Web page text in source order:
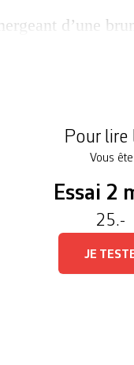
d’une
Pour lire
Vous
Essai 2
25.-
JE